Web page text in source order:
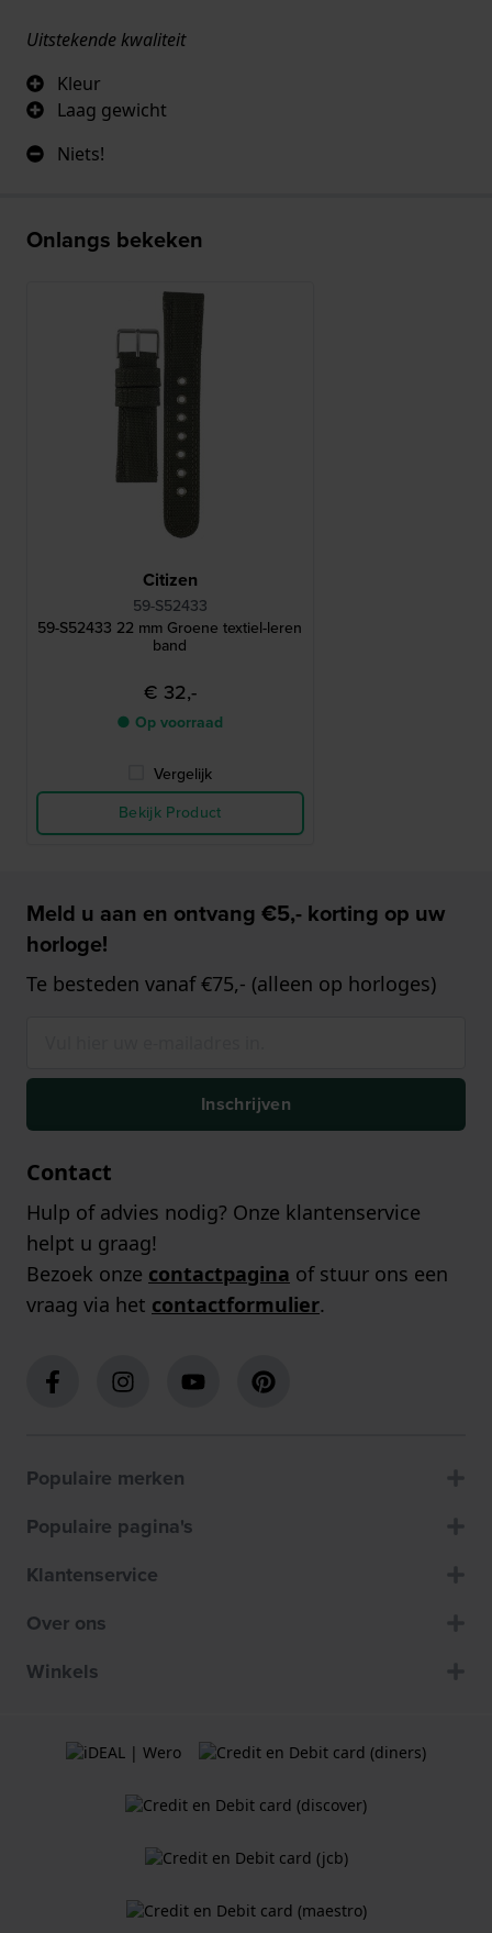
Uitstekende kwaliteit
Kleur
Laag gewicht
Niets!
Onlangs bekeken
Citizen
59-S52433
59-S52433 22 mm Groene textiel-leren
band
€ 32,-
● Op voorraad
Vergelijk
Bekijk Product
Meld u aan en ontvang €5,- korting op uw
horloge!
Te besteden vanaf €75,- (alleen op horloges)
Inschrijven
Contact
Hulp of advies nodig? Onze klantenservice
helpt u graag!
Bezoek onze contactpagina of stuur ons een
vraag via het contactformulier.
Populaire merken
Populaire pagina's
Klantenservice
Over ons
Winkels